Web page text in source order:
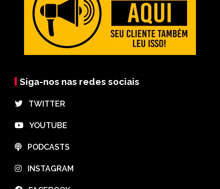
Siga-nos nas redes sociais
⠀TWITTER
⠀YOUTUBE
⠀PODCASTS
⠀INSTAGRAM